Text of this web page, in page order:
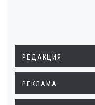
РЕДАКЦИЯ
РЕКЛАМА